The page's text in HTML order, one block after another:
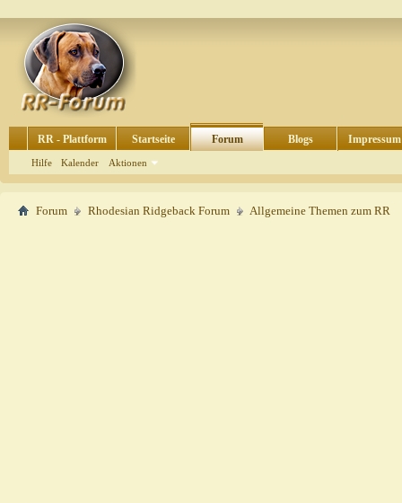
RR - Plattform Startseite Forum
Hilfe Kalender Aktionen
Blogs Impressum
Forum Rhodesian Ridgeback Forum Allgemeine Themen zum RR